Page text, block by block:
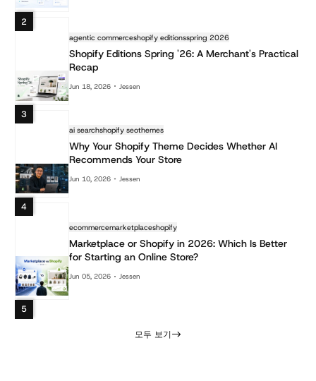
2
3
agentic commerceshopify editionsspring 2026
Shopify Editions Spring '26: A Merchant's Practical
Recap
Jun 18, 2026 Jessen
4
ai searchshopify seothemes
Why Your Shopify Theme Decides Whether AI
Recommends Your Store
Jun 10, 2026 Jessen
5
ecommercemarketplaceshopify
Marketplace or Shopify in 2026: Which Is Better
for Starting an Online Store?
Jun 05, 2026 Jessen
모두 보기